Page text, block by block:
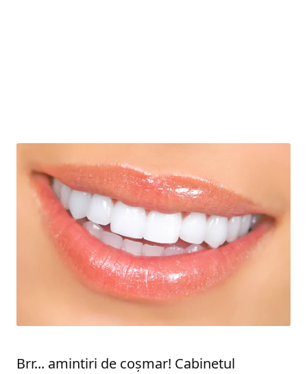
Brr... amintiri de coșmar! Cabinetul